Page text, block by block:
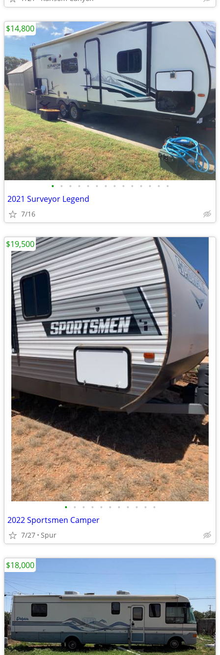
• • • • • • • • • • • • • •
2021 Surveyor Legend
7/16
$14,800
• • • • • • • • • • •
2022 Sportsmen Camper
7/27 Spur
$19,500
$18,000